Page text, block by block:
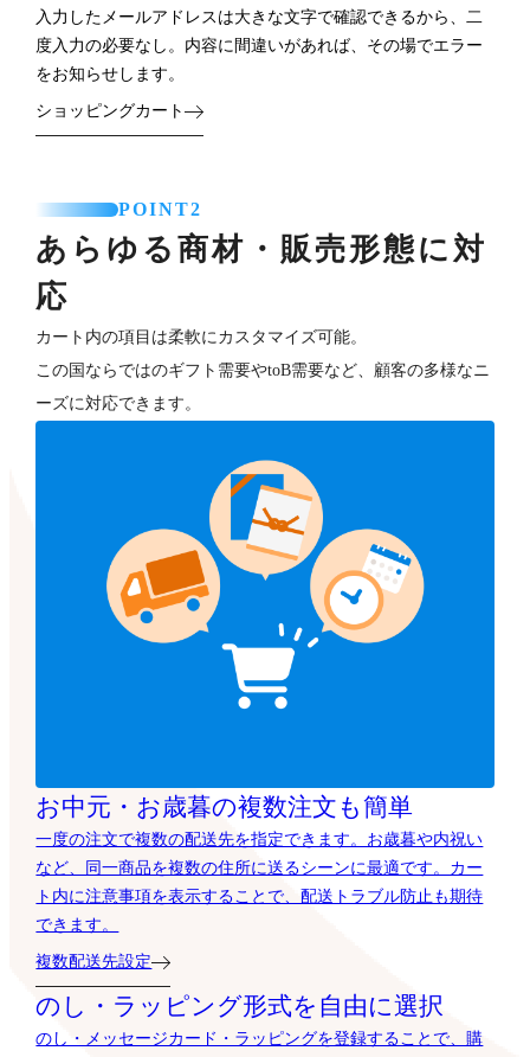
入力したメールアドレスは大きな文字で確認できるから、二
度入力の必要なし。内容に間違いがあれば、その場でエラー
をお知らせします。
ショッピングカート
POINT2
あらゆる商材・販売形態に対
応
カート内の項目は柔軟にカスタマイズ可能。
この国ならではのギフト需要やtoB需要など、顧客の多様なニ
ーズに対応できます。
お中元・お歳暮の複数注文も簡単
一度の注文で複数の配送先を指定できます。お歳暮や内祝い
など、同一商品を複数の住所に送るシーンに最適です。カー
ト内に注意事項を表示することで、配送トラブル防止も期待
できます。
複数配送先設定
のし・ラッピング形式を自由に選択
のし・メッセージカード・ラッピングを登録することで、購